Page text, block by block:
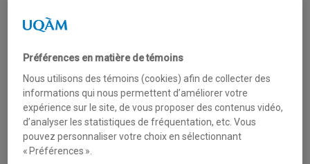
NOUVEAUTÉ
immobilièresmaintenant offerte et unique sur le
Lecertificat en immobilier de l’ESG UQAMest une
formation complète qui vous permet d’acquérir des
Préférences en matière de témoins
Nous utilisons des témoins (cookies) afin de collecter des
informations qui nous permettent d’améliorer votre
expérience sur le site, de vous proposer des contenus vidéo,
d’analyser les statistiques de fréquentation, etc. Vous
pouvez personnaliser votre choix en sélectionnant
« Préférences ».